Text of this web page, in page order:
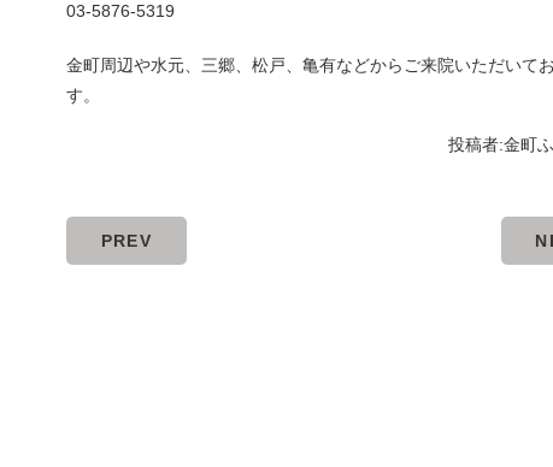
03-5876-5319
金町周辺や水元、三郷、松戸、亀有などからご来院いただいて
す。
投稿者:金町
PREV